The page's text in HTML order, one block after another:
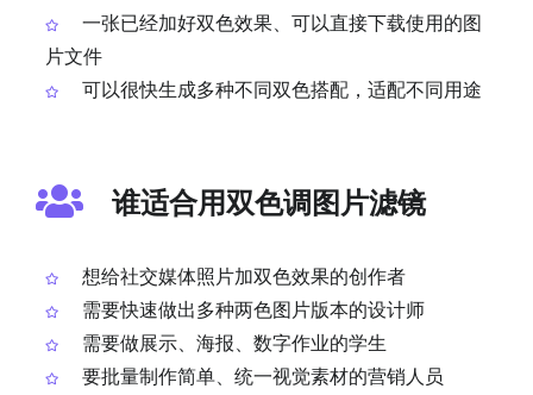
一张已经加好双色效果、可以直接下载使用的图
片文件
可以很快生成多种不同双色搭配，适配不同用途
谁适合用双色调图片滤镜
想给社交媒体照片加双色效果的创作者
需要快速做出多种两色图片版本的设计师
需要做展示、海报、数字作业的学生
要批量制作简单、统一视觉素材的营销人员